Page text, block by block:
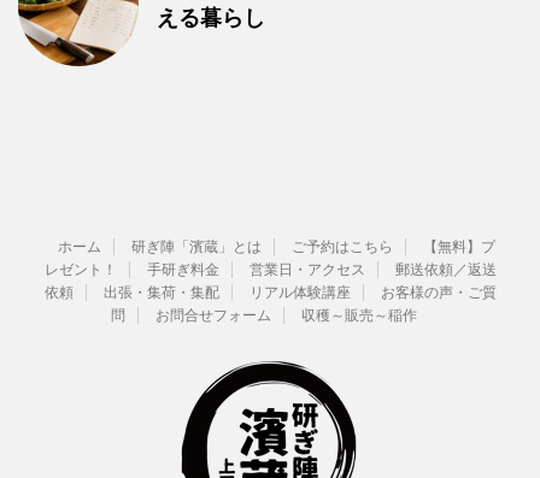
える暮らし
ホーム 研ぎ陣「濱蔵」とは ご予約はこちら
【無料】プ
レゼント！
手研ぎ料金 営業日・アクセス
郵送依頼／返送
依頼
出張・集荷・集配 リアル体験講座
お客様の声・ご質
問
お問合せフォーム 収穫～販売～稲作